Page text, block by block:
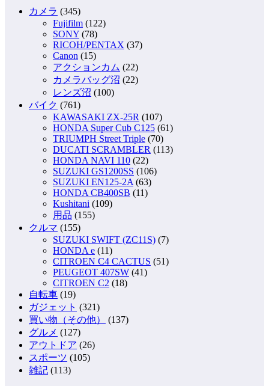
カメラ (345)
Fujifilm (122)
SONY (78)
RICOH/PENTAX (37)
Canon (15)
アクションカム (22)
カメラバッグ沼 (22)
レンズ沼 (100)
バイク (761)
KAWASAKI ZX-25R (107)
HONDA Super Cub C125 (61)
TRIUMPH Street Triple (70)
DUCATI SCRAMBLER (113)
HONDA NAVI 110 (22)
SUZUKI GS1200SS (106)
SUZUKI EN125-2A (63)
HONDA CB400SB (11)
Kushitani (109)
用品 (155)
クルマ (155)
SUZUKI SWIFT (ZC11S) (7)
HONDA e (11)
CITROEN C4 CACTUS (51)
PEUGEOT 407SW (41)
CITROEN C2 (18)
自転車 (19)
ガジェット (321)
買い物（その他）
(137)
グルメ (127)
アウトドア (26)
スポーツ (105)
雑記 (113)